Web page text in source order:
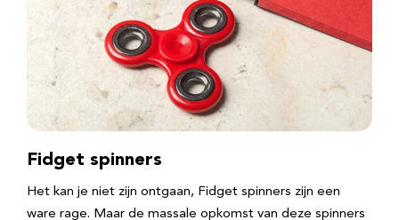
Fidget spinners
Het kan je niet zijn ontgaan, Fidget spinners zijn een
ware rage. Maar de massale opkomst van deze spinners